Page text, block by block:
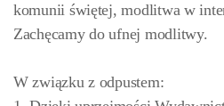
komunii świętej, modlitwa w
Zachęcamy do ufnej modlitwy.
W związku z odpustem: